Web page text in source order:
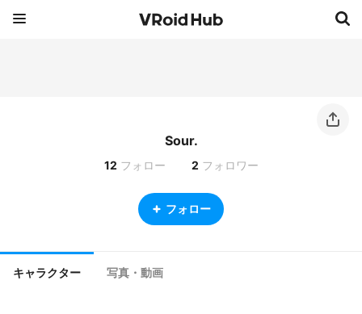
Sour.
12 フォロー 2 フォロワー
フォロー
キャラクター 写真・動画